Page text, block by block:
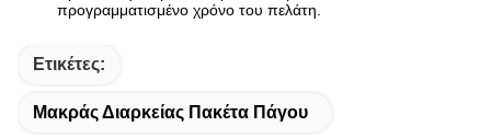
προγραμματισμένο χρόνο του πελάτη.
Ετικέτες:
Μακράς Διαρκείας Πακέτα Πάγου